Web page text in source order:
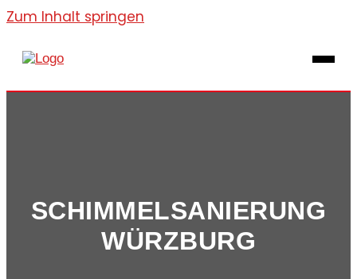
Zum Inhalt springen
SCHIMMELSANIERUNG
WÜRZBURG